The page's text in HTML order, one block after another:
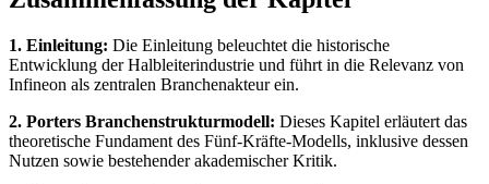
1. Einleitung: Die Einleitung beleuchtet die historische
Entwicklung der Halbleiterindustrie und führt in die Relevanz von
Infineon als zentralen Branchenakteur ein.
2. Porters Branchenstrukturmodell: Dieses Kapitel erläutert das
theoretische Fundament des Fünf-Kräfte-Modells, inklusive dessen
Nutzen sowie bestehender akademischer Kritik.